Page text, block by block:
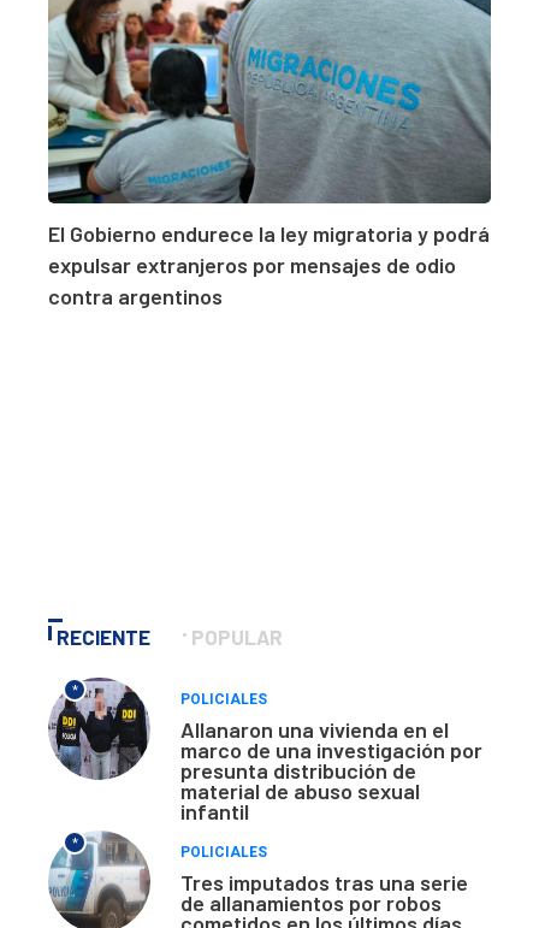
El Gobierno endurece la ley migratoria y podrá
expulsar extranjeros por mensajes de odio
contra argentinos
RECIENTE POPULAR
*
POLICIALES
Allanaron una vivienda en el
marco de una investigación por
presunta distribución de
material de abuso sexual
infantil
*
POLICIALES
Tres imputados tras una serie
de allanamientos por robos